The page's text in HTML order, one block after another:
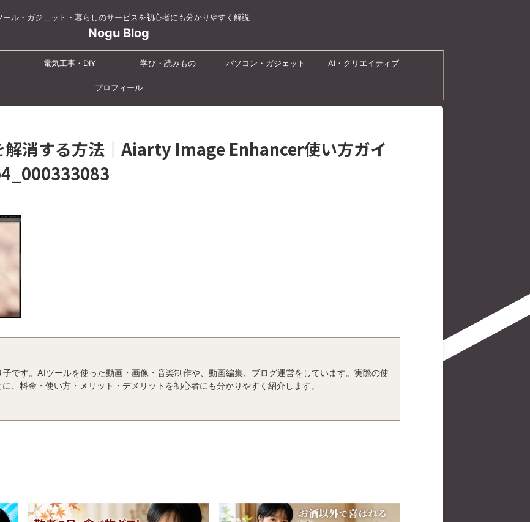
ール・ガジェット・暮らしのサービスを初心者にも分かりやすく解説
Nogu Blog
電気工事・DIY 学び・読みもの パソコン・ガジェット AI・クリエイティブ
プロフィール
消する方法｜Aiarty Image Enhancer使い方ガイ
です。AIツールを使った動画・画像・音楽制作や、動画編集、ブログ運営をしています。実際の使
、料金・使い方・メリット・デメリットを初心者にも分かりやすく紹介します。